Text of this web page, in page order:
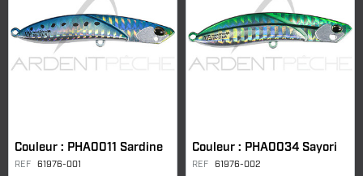
Couleur : PHA0011 Sardine
REF 61976-001
Couleur : PHA0034 Sayori
REF 61976-002